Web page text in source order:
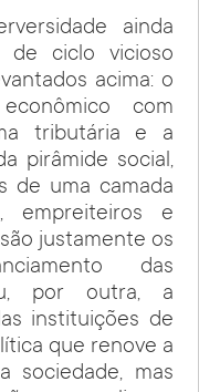
ainda
de ciclo vicioso
acima: o
com
tributária e a
pirâmide social,
de uma camada
empreiteiros e
justamente os
das
por outra, a
instituições de
que renove a
sociedade, mas